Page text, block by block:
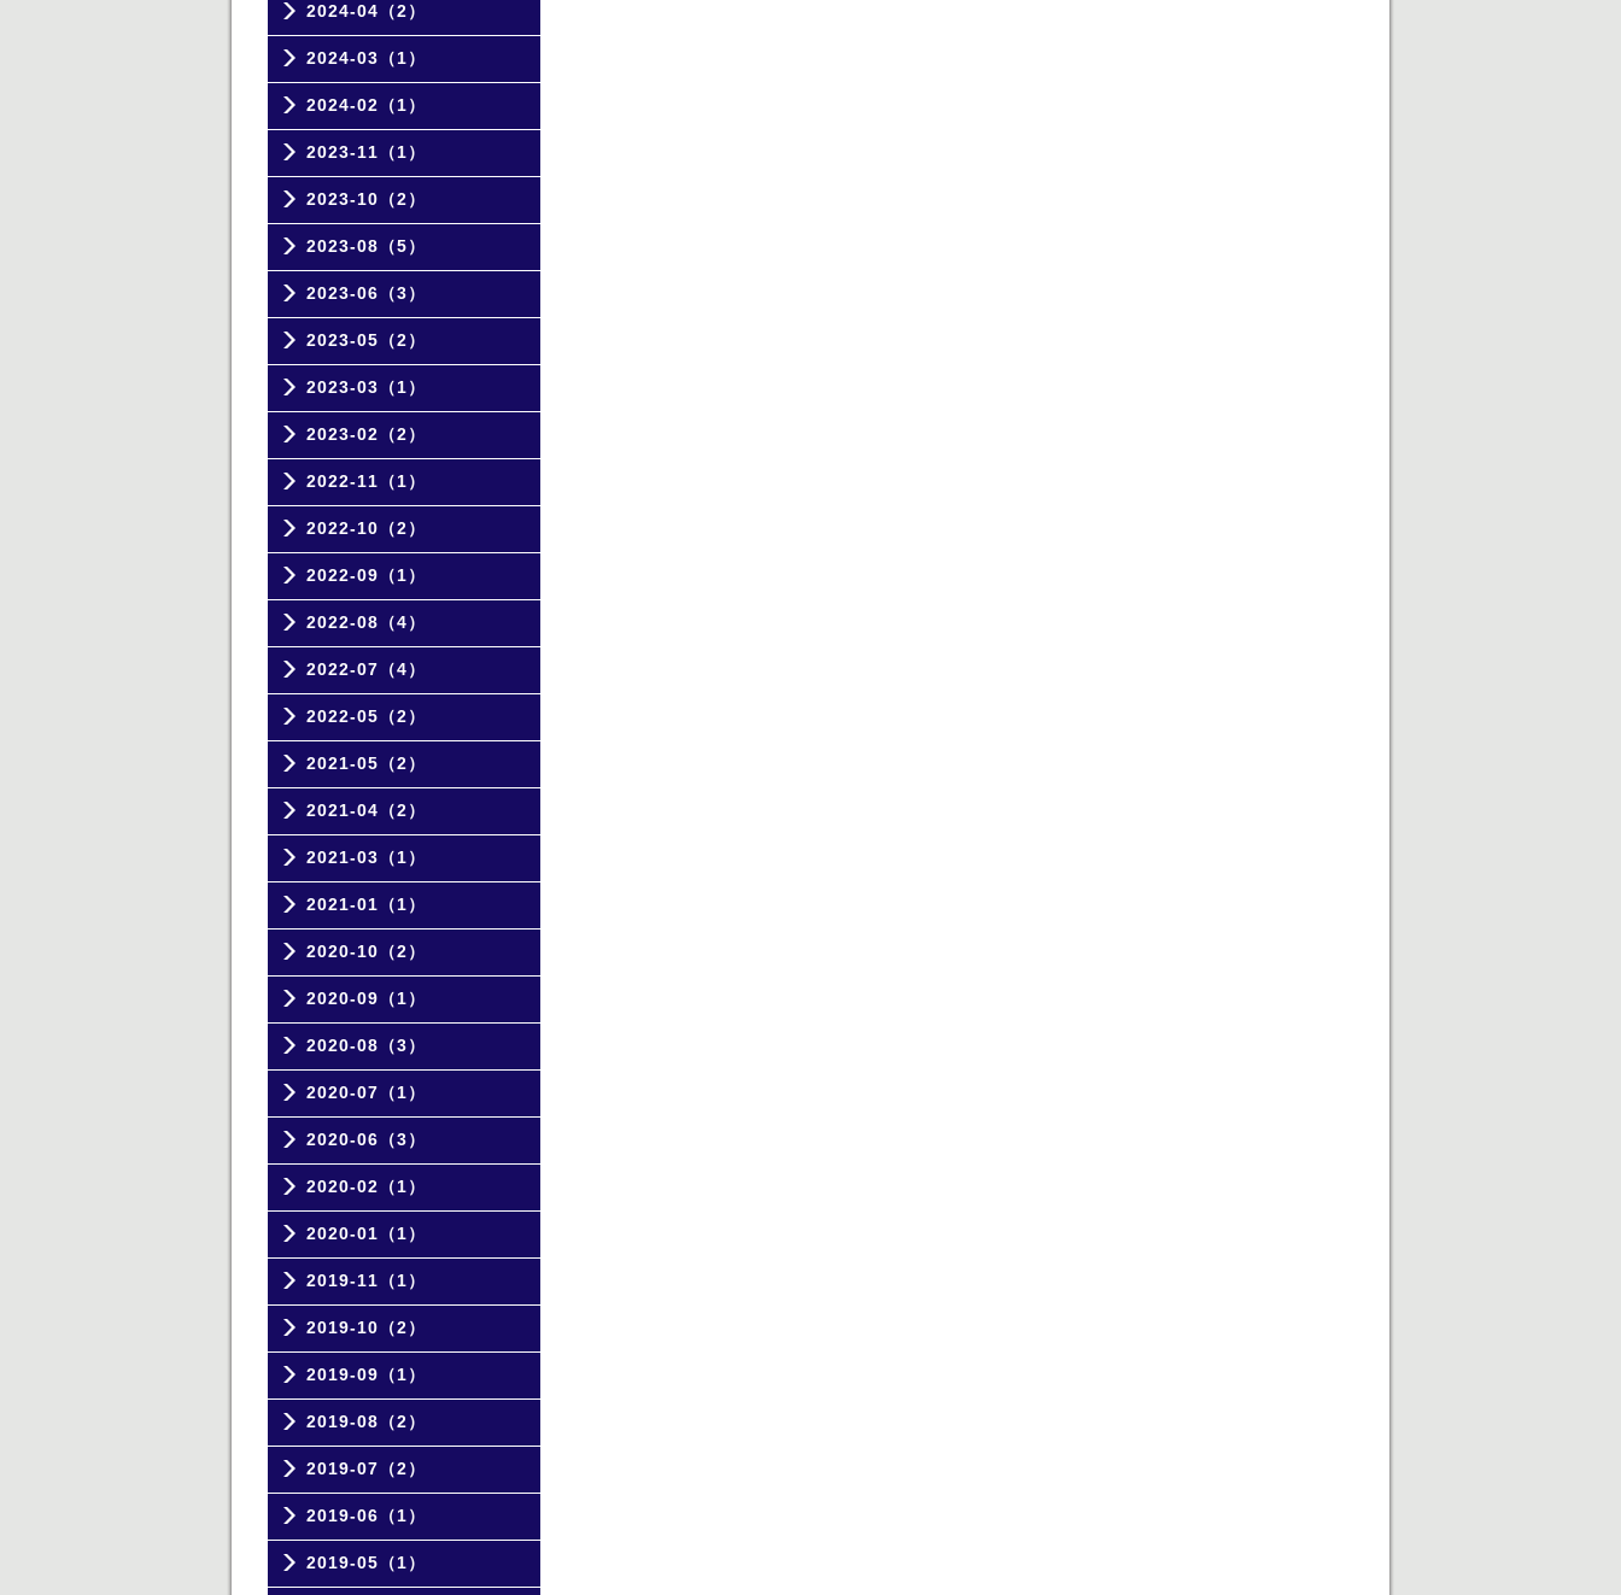
2024-04（2）
2024-03（1）
2024-02（1）
2023-11（1）
2023-10（2）
2023-08（5）
2023-06（3）
2023-05（2）
2023-03（1）
2023-02（2）
2022-11（1）
2022-10（2）
2022-09（1）
2022-08（4）
2022-07（4）
2022-05（2）
2021-05（2）
2021-04（2）
2021-03（1）
2021-01（1）
2020-10（2）
2020-09（1）
2020-08（3）
2020-07（1）
2020-06（3）
2020-02（1）
2020-01（1）
2019-11（1）
2019-10（2）
2019-09（1）
2019-08（2）
2019-07（2）
2019-06（1）
2019-05（1）